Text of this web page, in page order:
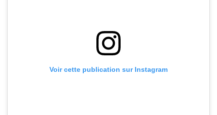
Voir cette publication sur Instagram